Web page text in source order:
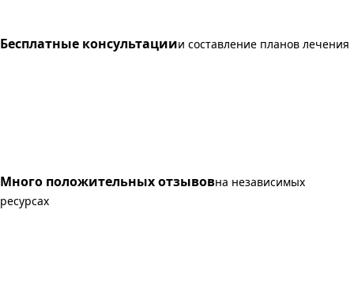
Бесплатные консультациии составление планов лечения
Много положительных отзывовна независимых
ресурсах